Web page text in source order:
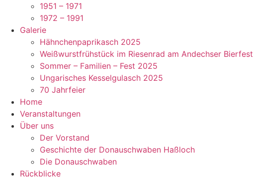
1951 – 1971
1972 – 1991
Galerie
Hähnchenpaprikasch 2025
Weißwurstfrühstück im Riesenrad am Andechser Bierfest
Sommer – Familien – Fest 2025
Ungarisches Kesselgulasch 2025
70 Jahrfeier
Home
Veranstaltungen
Über uns
Der Vorstand
Geschichte der Donauschwaben Haßloch
Die Donauschwaben
Rückblicke